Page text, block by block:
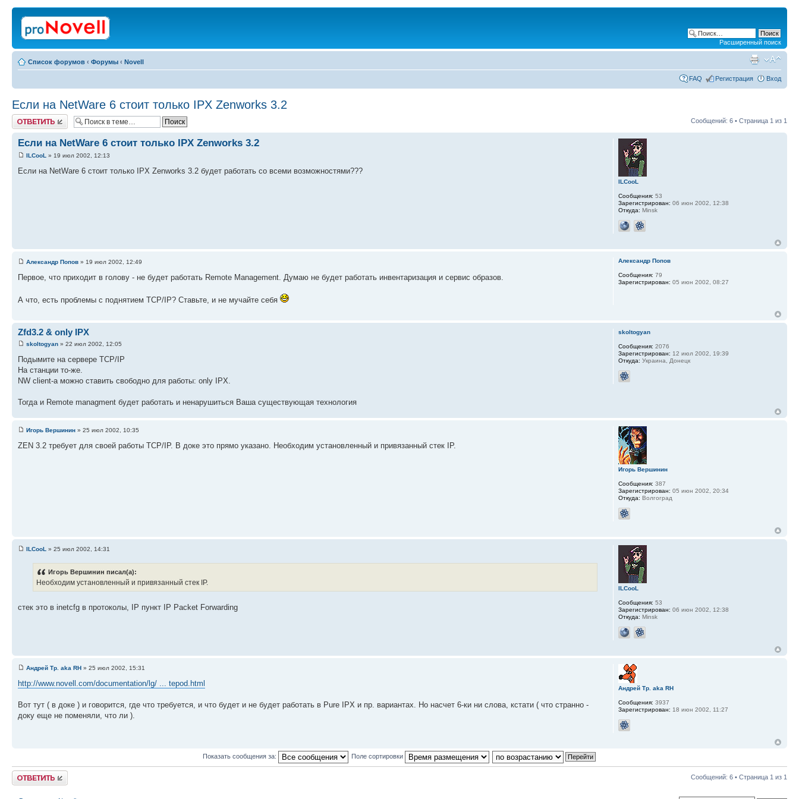
Расширенный поиск
Список форумов ‹ Форумы ‹ Novell
FAQ Регистрация Вход
Если на NetWare 6 стоит только IPX Zenworks 3.2
Ответить Сообщений: 6 • Страница 1 из 1
Если на NetWare 6 стоит только IPX Zenworks 3.2
ILCooL » 19 июл 2002, 12:13
Если на NetWare 6 стоит только IPX Zenworks 3.2 будет работать со всеми возможностями???
ILCooL
Сообщения: 53
Зарегистрирован: 06 июн 2002, 12:38
Откуда: Minsk
Александр Попов » 19 июл 2002, 12:49
Первое, что приходит в голову - не будет работать Remote Management. Думаю не будет работать инвентаризация и сервис образов.
А что, есть проблемы с поднятием TCP/IP? Ставьте, и не мучайте себя
Александр Попов
Сообщения: 79
Зарегистрирован: 05 июн 2002, 08:27
Zfd3.2 & only IPX
skoltogyan » 22 июл 2002, 12:05
Подымите на сервере TCP/IP
На станции то-же.
NW сlient-а можно ставить свободно для работы: only IPX.
Тогда и Remote managment будет работать и ненарушиться Ваша существующая технология
skoltogyan
Сообщения: 2076
Зарегистрирован: 12 июл 2002, 19:39
Откуда: Украина, Донецк
Игорь Вершинин » 25 июл 2002, 10:35
ZEN 3.2 требует для своей работы TCP/IP. В доке это прямо указано. Необходим установленный и привязанный стек IP.
Игорь Вершинин
Сообщения: 387
Зарегистрирован: 05 июн 2002, 20:34
Откуда: Волгоград
ILCooL » 25 июл 2002, 14:31
Игорь Вершинин писал(а):
Необходим установленный и привязанный стек IP.
стек это в inetcfg в протоколы, IP пункт IP Packet Forwarding
ILCooL
Сообщения: 53
Зарегистрирован: 06 июн 2002, 12:38
Откуда: Minsk
Андрей Тр. aka RH » 25 июл 2002, 15:31
http://www.novell.com/documentation/lg/ ... tepod.html
Вот тут ( в доке ) и говорится, где что требуется, и что будет и не будет работать в Pure IPX и пр. вариантах. Но насчет 6-ки ни слова, кстати ( что странно -
доку еще не поменяли, что ли ).
Андрей Тр. aka RH
Сообщения: 3937
Зарегистрирован: 18 июн 2002, 11:27
Показать сообщения за: Поле сортировки
Ответить Сообщений: 6 • Страница 1 из 1